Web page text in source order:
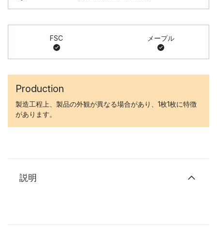
FSC メープル
Production
製造工程上、製品の外観が異なる場合があり、1枚1枚に特徴
があります。
説明